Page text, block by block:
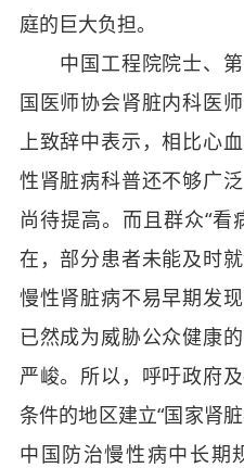
庭的巨大负担。
中国工程院院士、第
国医师协会肾脏内科医
上致辞中表示，相比心
性肾脏病科普还不够广
尚待提高。而且群众“看
在，部分患者未能及时
慢性肾脏病不易早期发
已然成为威胁公众健康
严峻。所以，呼吁政府
条件的地区建立“国家肾
中国防治慢性病中长期